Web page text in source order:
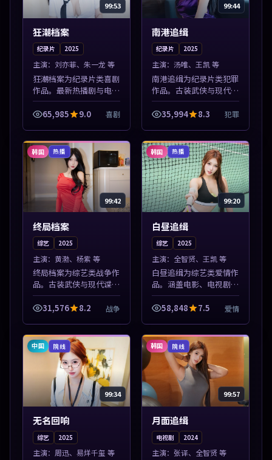
99:53
狂潮档案
纪录片 2025
主演： 刘亦菲、朱一龙 等
狂潮档案为纪录片类喜剧
作品。最新热播剧与电影
片单推荐，高清画质流畅
播放，每日更新不错过精
紧凑，值得加...
65,985 9.0 喜剧
99:44
南港追缉
纪录片 2025
主演： 汤唯、王凯 等
南港追缉为纪录片类犯罪
作品。古装武侠与现代谍
战兼备，热播剧集连更，
精彩片花与正片同样清
凑，值得加入片单...
35,994 8.3 犯罪
韩国 热播
99:42
终局档案
综艺 2025
主演： 黄渤、杨紫 等
终局档案为综艺类战争作
品。古装武侠与现代谍战
兼备，热播剧集连更，精
彩片花与正片同样清晰。
得加入片单。
31,576 8.2 战争
韩国 热播
99:20
白昼追缉
综艺 2025
主演： 全智贤、王凯 等
白昼追缉为综艺类爱情作
品。涵盖电影、电视剧与
综艺节目，国产精品与海
外佳作并陈，免费在线点
凑，值得加入片...
58,848 7.5 爱情
中国 院线
99:34
无名回响
综艺 2025
主演： 周迅、易烊千玺 等
韩国 院线
99:57
月面追缉
电视剧 2024
主演： 张译、全智贤 等